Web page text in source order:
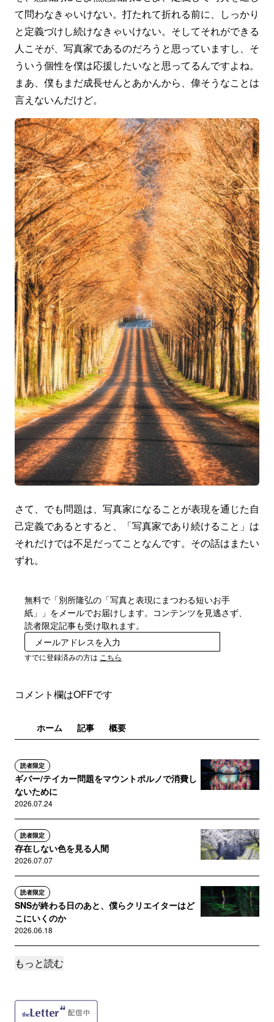
て問わなきゃいけない。打たれて折れる前に、しっかり
と定義づけし続けなきゃいけない。そしてそれができる
人こそが、写真家であるのだろうと思っていますし、そ
ういう個性を僕は応援したいなと思ってるんですよね。
まあ、僕もまだ成長せんとあかんから、偉そうなことは
言えないんだけど。
さて、でも問題は、写真家になることが表現を通じた自
己定義であるとすると、「写真家であり続けること」は
それだけでは不足だってことなんです。その話はまたい
ずれ。
無料で「別所隆弘の「写真と表現にまつわる短いお手
紙」」をメールでお届けします。コンテンツを見逃さず、
読者限定記事も受け取れます。
すでに登録済みの方は こちら
コメント欄はOFFです
ホーム 記事 概要
読者限定
ギバー/テイカー問題をマウントポルノで消費し
ないために
2026.07.24
読者限定
存在しない色を見る人間
2026.07.07
読者限定
SNSが終わる日のあと、僕らクリエイターはど
こにいくのか
2026.06.18
読者限定
2026.06.17
もっと読む